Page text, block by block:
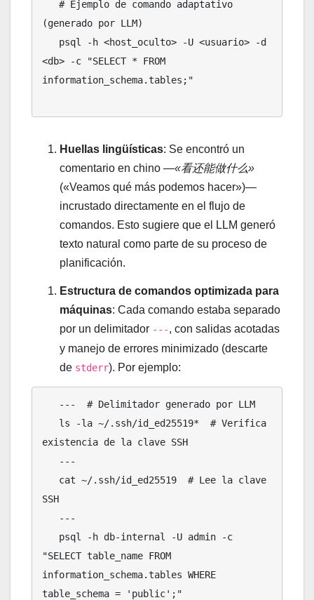
(generado por LLM)
<db> -c "SELECT * FROM
information_schema.tables;"
Huellas lingüísticas: Se encontró un
comentario en chino —«看还能做什么»
(«Veamos qué más podemos hacer»)—
incrustado directamente en el flujo de
comandos. Esto sugiere que el LLM generó
texto natural como parte de su proceso de
planificación.
Estructura de comandos optimizada para
máquinas: Cada comando estaba separado
por un delimitador ---, con salidas acotadas
y manejo de errores minimizado (descarte
de stderr). Por ejemplo:
existencia de la clave SSH
SSH
"SELECT table_name FROM
information_schema.tables WHERE
table_schema = 'public';"